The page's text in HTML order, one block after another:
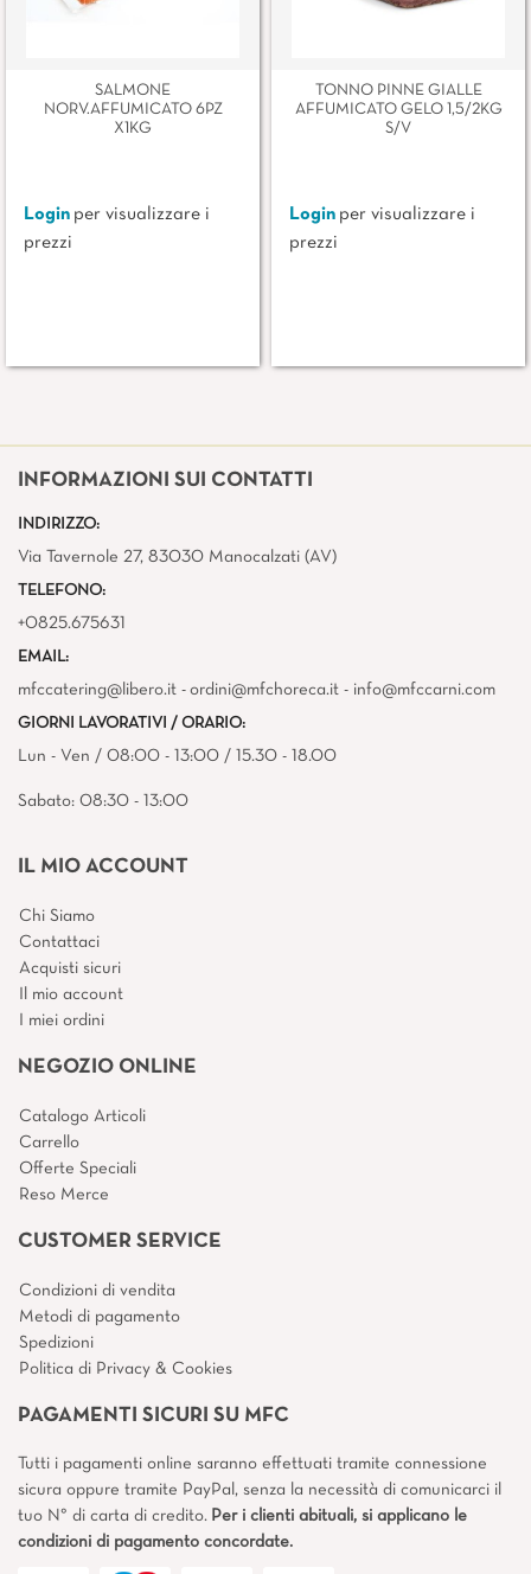
SALMONE
NORV.AFFUMICATO 6PZ
X1KG
Login per visualizzare i
prezzi
TONNO PINNE GIALLE
AFFUMICATO GELO 1,5/2KG
S/V
Login per visualizzare i
prezzi
INFORMAZIONI SUI CONTATTI
INDIRIZZO:
Via Tavernole 27, 83030 Manocalzati (AV)
TELEFONO:
+0825.675631
EMAIL:
mfccatering@libero.it - ordini@mfchoreca.it - info@mfccarni.com
GIORNI LAVORATIVI / ORARIO:
Lun - Ven / 08:00 - 13:00 / 15.30 - 18.00
Sabato: 08:30 - 13:00
IL MIO ACCOUNT
Chi Siamo
Contattaci
Acquisti sicuri
Il mio account
I miei ordini
NEGOZIO ONLINE
Catalogo Articoli
Carrello
Offerte Speciali
Reso Merce
CUSTOMER SERVICE
Condizioni di vendita
Metodi di pagamento
Spedizioni
Politica di Privacy & Cookies
PAGAMENTI SICURI SU MFC
Tutti i pagamenti online saranno effettuati tramite connessione
sicura oppure tramite PayPal, senza la necessità di comunicarci il
tuo N° di carta di credito. Per i clienti abituali, si applicano le
condizioni di pagamento concordate.